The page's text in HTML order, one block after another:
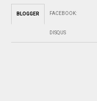
BLOGGER FACEBOOK:
DISQUS